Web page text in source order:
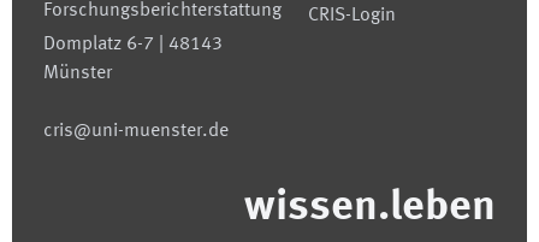
Forschungsberichterstattung
Domplatz 6-7 | 48143
Münster
cris@uni-muenster.de
CRIS-Login
wissen.leben